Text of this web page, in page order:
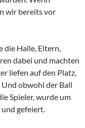
wir bereits vor
die Halle. Eltern,
dabei und machten
liefen auf den Platz,
Und obwohl der Ball
Spieler, wurde um
gefeiert.